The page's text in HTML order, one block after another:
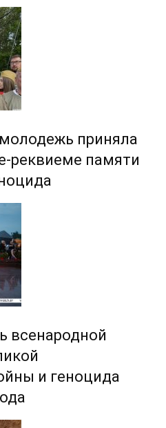
приняла
реквиеме памяти
всенародной
и геноцида